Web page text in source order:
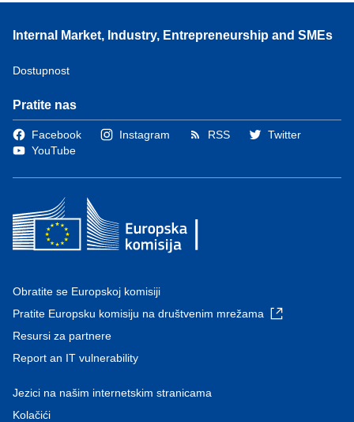
Internal Market, Industry, Entrepreneurship and SMEs
Dostupnost
Pratite nas
Facebook Instagram RSS
Twitter
YouTube
Obratite se Europskoj komisiji
Pratite Europsku komisiju na društvenim mrežama
Resursi za partnere
Report an IT vulnerability
Jezici na našim internetskim stranicama
Kolačići